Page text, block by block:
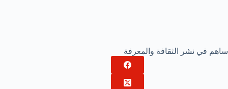
ساهم في نشر الثقافة والمعرفة